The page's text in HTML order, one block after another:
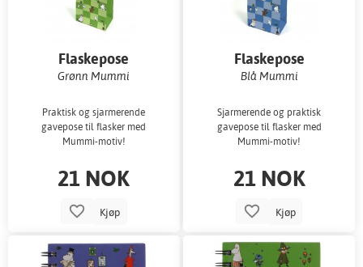
Flaskepose
13x8,2x35,9cm
Grønn Mummi
Praktisk og sjarmerende
gavepose til flasker med
Mummi-motiv!
21 NOK
Kjøp
Flaskepose
13x8,2x35,9cm
Blå Mummi
Sjarmerende og praktisk
gavepose til flasker med
Mummi-motiv!
21 NOK
Kjøp